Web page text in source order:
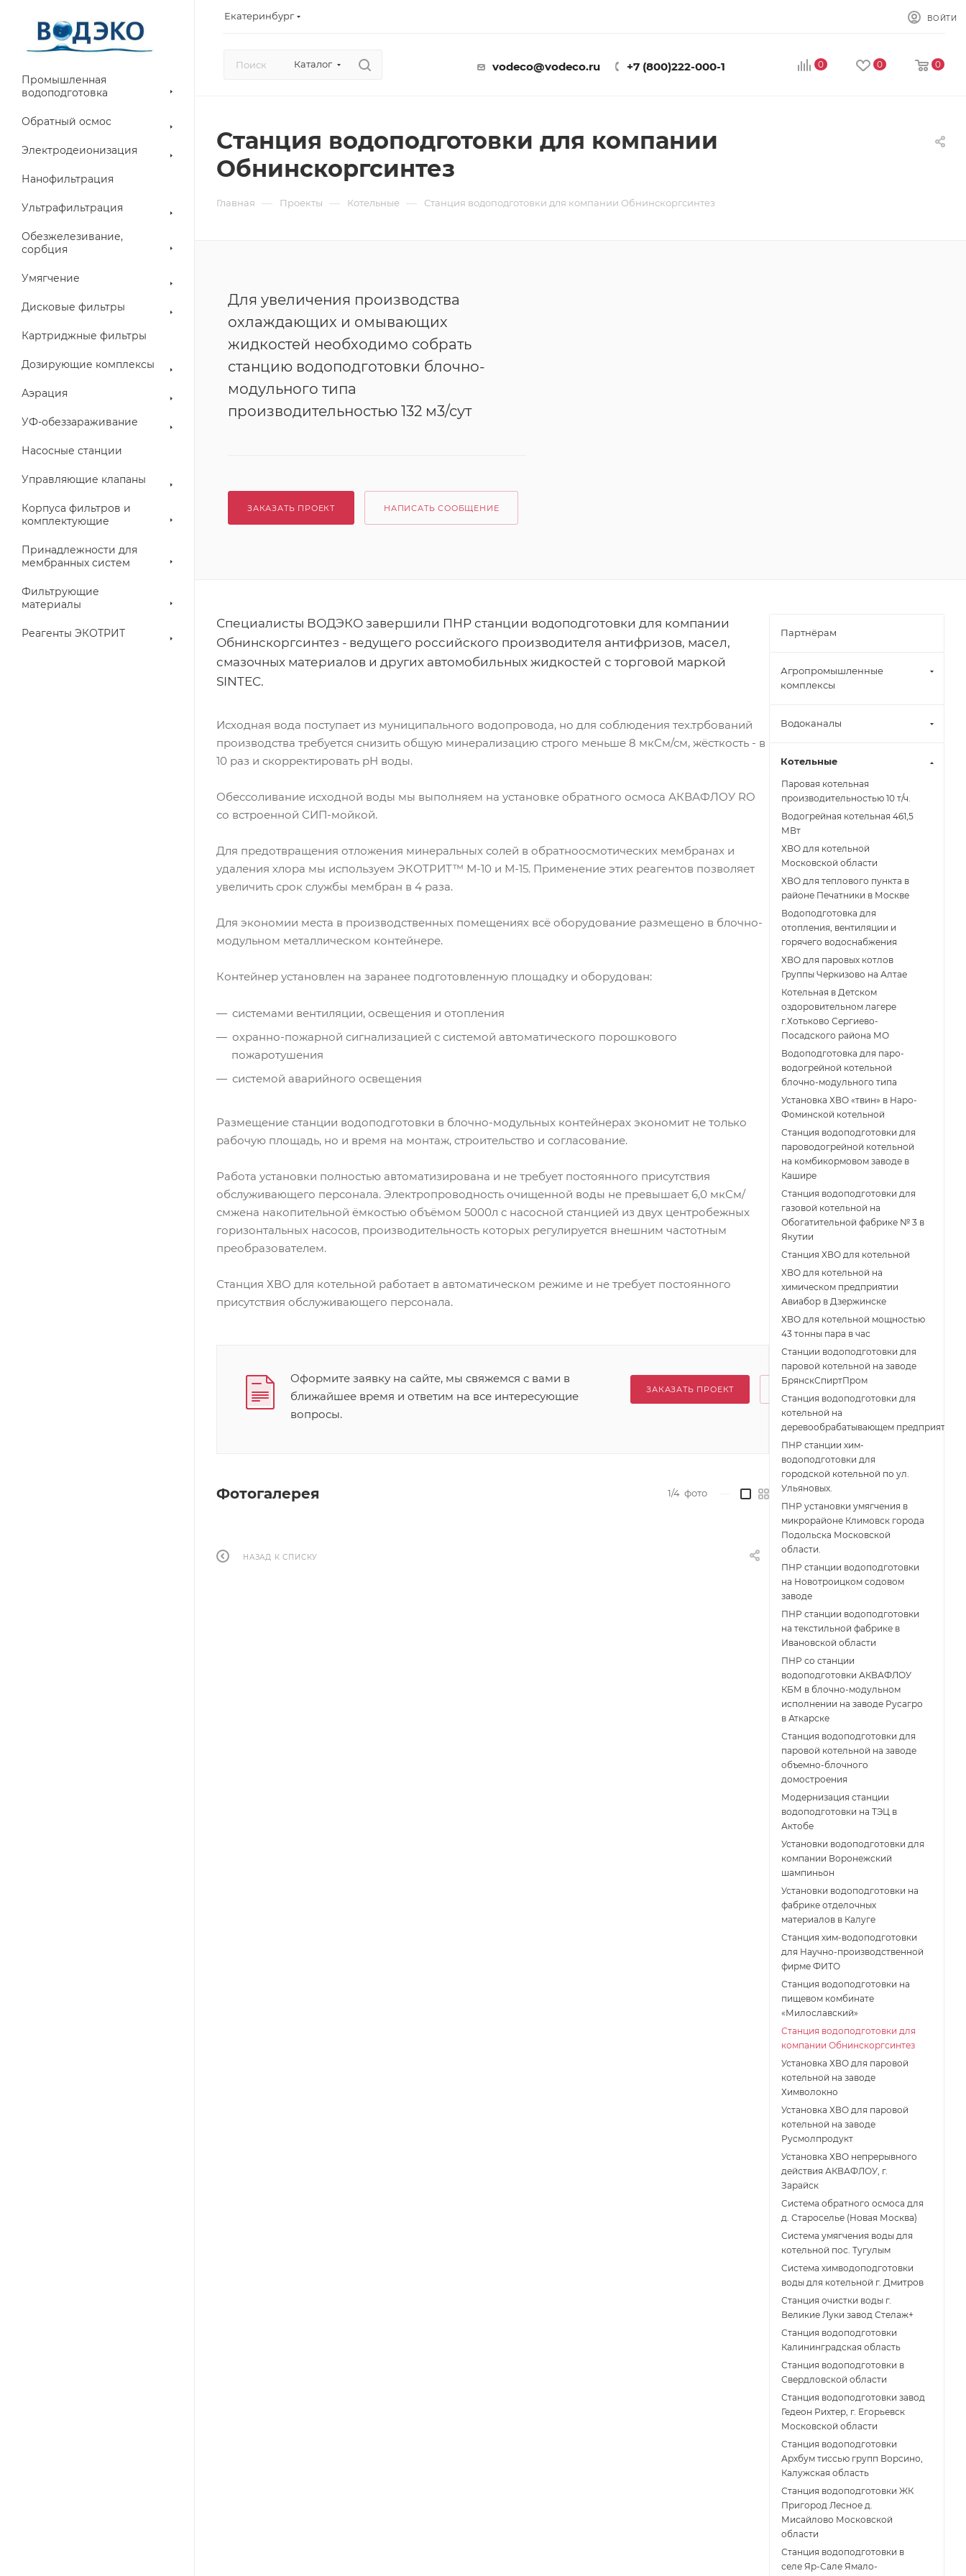
Екатеринбург ВОЙТИ
Каталог vodeco@vodeco.ru +7 (800)222-000-1 0 0 0
Промышленная
водоподготовка
Обратный осмос
Электродеионизация
Нанофильтрация
Ультрафильтрация
Обезжелезивание,
сорбция
Умягчение
Дисковые фильтры
Картриджные фильтры
Дозирующие комплексы
Аэрация
УФ-обеззараживание
Насосные станции
Управляющие клапаны
Корпуса фильтров и
комплектующие
Принадлежности для
мембранных систем
Фильтрующие
материалы
Реагенты ЭКОТРИТ
Станция водоподготовки для компании
Обнинскоргсинтез
Главная — Проекты — Котельные — Станция водоподготовки для компании Обнинскоргсинтез
Для увеличения производства
охлаждающих и омывающих
жидкостей необходимо собрать
станцию водоподготовки блочно-
модульного типа
производительностью 132 м3/сут
ЗАКАЗАТЬ ПРОЕКТ НАПИСАТЬ СООБЩЕНИЕ
Специалисты ВОДЭКО завершили ПНР станции водоподготовки для компании
Обнинскоргсинтез - ведущего российского производителя антифризов, масел,
смазочных материалов и других автомобильных жидкостей с торговой маркой
SINTEC.
Исходная вода поступает из муниципального водопровода, но для соблюдения тех.трбований
производства требуется снизить общую минерализацию строго меньше 8 мкСм/см, жёсткость - в
10 раз и скорректировать рН воды.
Обессоливание исходной воды мы выполняем на установке обратного осмоса АКВАФЛОУ RO
со встроенной СИП-мойкой.
Для предотвращения отложения минеральных солей в обратноосмотических мембранах и
удаления хлора мы используем ЭКОТРИТ™ М-10 и М-15. Применение этих реагентов позволяет
увеличить срок службы мембран в 4 раза.
Для экономии места в производственных помещениях всё оборудование размещено в блочно-
модульном металлическом контейнере.
Контейнер установлен на заранее подготовленную площадку и оборудован:
системами вентиляции, освещения и отопления
охранно-пожарной сигнализацией с системой автоматического порошкового
пожаротушения
системой аварийного освещения
Размещение станции водоподготовки в блочно-модульных контейнерах экономит не только
рабочую площадь, но и время на монтаж, строительство и согласование.
Работа установки полностью автоматизирована и не требует постоянного присутствия
обслуживающего персонала. Электропроводность очищенной воды не превышает 6,0 мкСм/
смжена накопительной ёмкостью объёмом 5000л с насосной станцией из двух центробежных
горизонтальных насосов, производительность которых регулируется внешним частотным
преобразователем.
Станция ХВО для котельной работает в автоматическом режиме и не требует постоянного
присутствия обслуживающего персонала.
Оформите заявку на сайте, мы свяжемся с вами в
ближайшее время и ответим на все интересующие
вопросы.
ЗАКАЗАТЬ ПРОЕКТ
Фотогалерея 1/4 фото
НАЗАД К СПИСКУ
Партнёрам
Агропромышленные
комплексы
Водоканалы
Котельные
Паровая котельная
производительностью 10 т/ч.
Водогрейная котельная 461,5
МВт
ХВО для котельной
Московской области
ХВО для теплового пункта в
районе Печатники в Москве
Водоподготовка для
отопления, вентиляции и
горячего водоснабжения
ХВО для паровых котлов
Группы Черкизово на Алтае
Котельная в Детском
оздоровительном лагере
г.Хотьково Сергиево-
Посадского района МО
Водоподготовка для паро-
водогрейной котельной
блочно-модульного типа
Установка ХВО «твин» в Наро-
Фоминской котельной
Станция водоподготовки для
пароводогрейной котельной
на комбикормовом заводе в
Кашире
Станция водоподготовки для
газовой котельной на
Обогатительной фабрике № 3 в
Якутии
Станция ХВО для котельной
ХВО для котельной на
химическом предприятии
Авиабор в Дзержинске
ХВО для котельной мощностью
43 тонны пара в час
Станции водоподготовки для
паровой котельной на заводе
БрянскСпиртПром
Станция водоподготовки для
котельной на
деревообрабатывающем предприятии
ПНР станции хим-
водоподготовки для
городской котельной по ул.
Ульяновых.
ПНР установки умягчения в
микрорайоне Климовск города
Подольска Московской
области.
ПНР станции водоподготовки
на Новотроицком содовом
заводе
ПНР станции водоподготовки
на текстильной фабрике в
Ивановской области
ПНР со станции
водоподготовки АКВАФЛОУ
КБМ в блочно-модульном
исполнении на заводе Русагро
в Аткарске
Станция водоподготовки для
паровой котельной на заводе
объемно-блочного
домостроения
Модернизация станции
водоподготовки на ТЭЦ в
Актобе
Установки водоподготовки для
компании Воронежский
шампиньон
Установки водоподготовки на
фабрике отделочных
материалов в Калуге
Станция хим-водоподготовки
для Научно-производственной
фирме ФИТО
Станция водоподготовки на
пищевом комбинате
«Милославский»
Станция водоподготовки для
компании Обнинскоргсинтез
Установка ХВО для паровой
котельной на заводе
Химволокно
Установка ХВО для паровой
котельной на заводе
Русмолпродукт
Установка ХВО непрерывного
действия АКВАФЛОУ, г.
Зарайск
Система обратного осмоса для
д. Староселье (Новая Москва)
Система умягчения воды для
котельной пос. Тугулым
Система химводоподготовки
воды для котельной г. Дмитров
Станция очистки воды г.
Великие Луки завод Стелаж+
Станция водоподготовки
Калининградская область
Станция водоподготовки в
Свердловской области
Станция водоподготовки завод
Гедеон Рихтер, г. Егорьевск
Московской области
Станция водоподготовки
Архбум тиссью групп Ворсино,
Калужская область
Станция водоподготовки ЖК
Пригород Лесное д.
Мисайлово Московской
области
Станция водоподготовки в
селе Яр-Сале Ямало-